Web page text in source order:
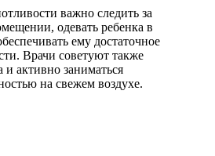
важно следить за
одевать ребенка в
ему достаточное
Врачи советуют также
и активно заниматься
на свежем воздухе.